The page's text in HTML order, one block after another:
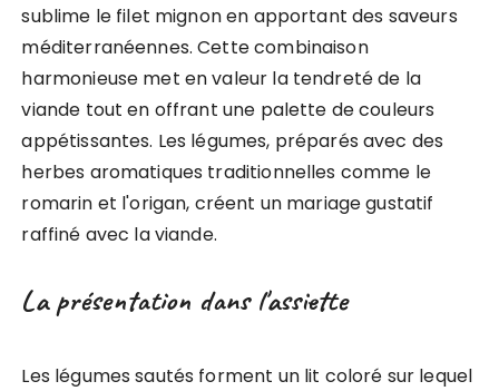
sublime le filet mignon en apportant des saveurs
méditerranéennes. Cette combinaison
harmonieuse met en valeur la tendreté de la
viande tout en offrant une palette de couleurs
appétissantes. Les légumes, préparés avec des
herbes aromatiques traditionnelles comme le
romarin et l'origan, créent un mariage gustatif
raffiné avec la viande.
La présentation dans l'assiette
Les légumes sautés forment un lit coloré sur lequel